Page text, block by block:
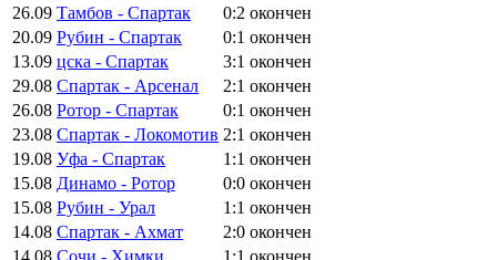
26.09 Тамбов - Спартак 0:2 окончен
20.09 Рубин - Спартак 0:1 окончен
13.09 цска - Спартак 3:1 окончен
29.08 Спартак - Арсенал 2:1 окончен
26.08 Ротор - Спартак 0:1 окончен
23.08 Спартак - Локомотив 2:1 окончен
19.08 Уфа - Спартак 1:1 окончен
15.08 Динамо - Ротор 0:0 окончен
15.08 Рубин - Урал 1:1 окончен
14.08 Спартак - Ахмат 2:0 окончен
14.08 Сочи - Химки 1:1 окончен